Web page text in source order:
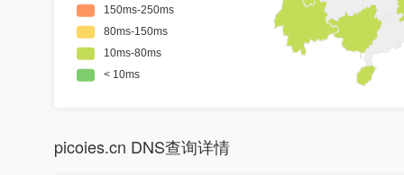
picoies.cn DNS查询详情